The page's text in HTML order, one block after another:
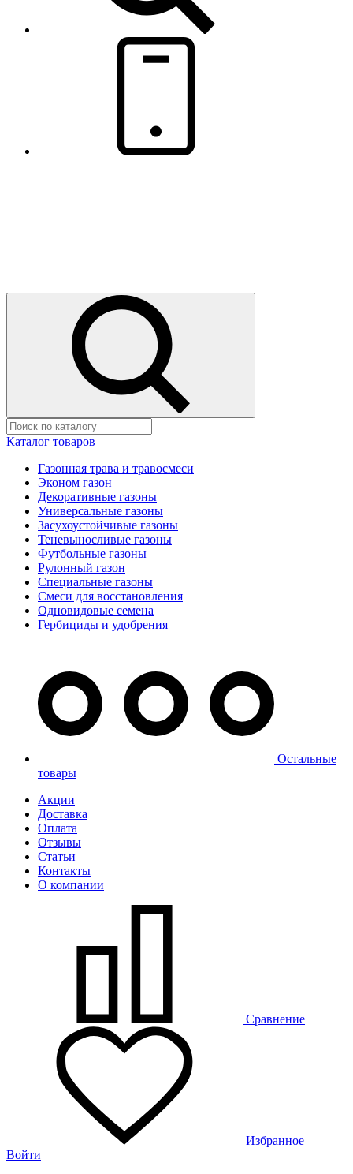
Каталог товаров
Газонная трава и травосмеси
Эконом газон
Декоративные газоны
Универсальные газоны
Засухоустойчивые газоны
Теневыносливые газоны
Футбольные газоны
Рулонный газон
Специальные газоны
Смеси для восстановления
Одновидовые семена
Гербициды и удобрения
Остальные
товары
Акции
Доставка
Оплата
Отзывы
Статьи
Контакты
О компании
Сравнение
Избранное
Войти